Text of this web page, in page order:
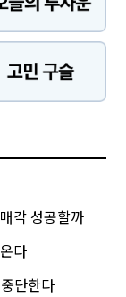
각 성공할까
다
단한다